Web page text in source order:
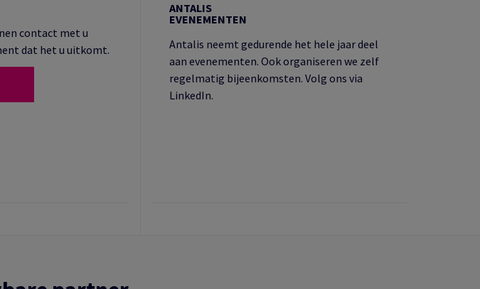
contact met u
dat het u uitkomt.
ANTALIS
EVENEMENTEN
Antalis neemt gedurende het hele jaar deel
aan evenementen. Ook organiseren we zelf
regelmatig bijeenkomsten. Volg ons via
LinkedIn.